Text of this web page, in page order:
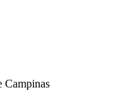
Campinas